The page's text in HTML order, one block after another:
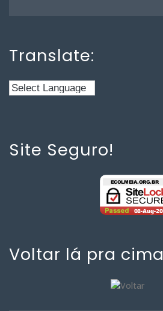
Translate:
Site Seguro!
Voltar lá pra cima